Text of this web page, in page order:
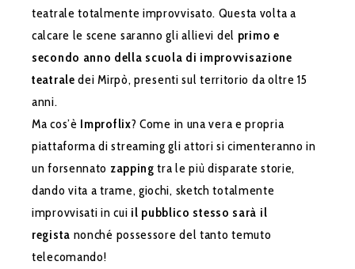
teatrale totalmente improvvisato. Questa volta a
calcare le scene saranno gli allievi del primo e
secondo anno della scuola di improvvisazione
teatraledei Mirpò, presenti sul territorio da oltre 15
anni.
Ma cos’è Improflix? Come in una vera e propria
piattaforma di streaming gli attori si cimenteranno in
un forsennato zapping tra le più disparate storie,
dando vita a trame, giochi, sketch totalmente
improvvisati in cui il pubblico stesso sarà il
regista nonché possessore del tanto temuto
telecomando!